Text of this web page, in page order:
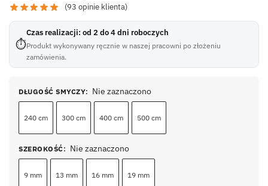
(93 opinie klienta)
⏱
Czas realizacji: od 2 do 4 dni roboczych
Produkt wykonywany ręcznie w naszej pracowni po złożeniu
zamówienia.
DŁUGOŚĆ SMYCZY: Nie zaznaczono
240 cm 300 cm 400 cm 500 cm
SZEROKOŚĆ: Nie zaznaczono
9 mm 13 mm 16 mm 19 mm